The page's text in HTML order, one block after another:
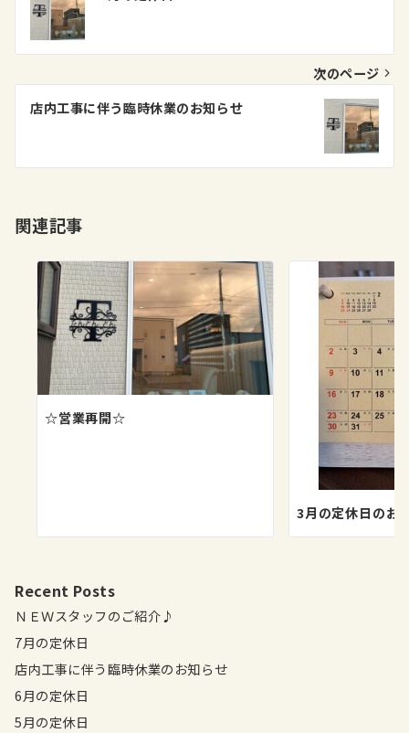
稿
ナ
ビ
ゲ
シ
ン
次のページ
店内工事に伴う臨時休業のお知らせ
関連記事
☆営業再開☆
3月の定休日のお
Recent Posts
ＮＥＷスタッフのご紹介♪
7月の定休日
店内工事に伴う臨時休業のお知らせ
6月の定休日
5月の定休日